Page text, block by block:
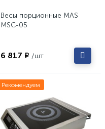
Весы порционные MAS
MSC-05
6 817 ₽ /шт
Рекомендуем